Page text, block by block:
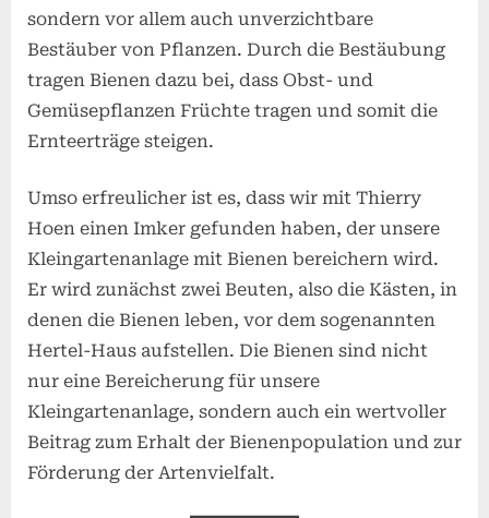
sondern vor allem auch unverzichtbare
Bestäuber von Pflanzen. Durch die Bestäubung
tragen Bienen dazu bei, dass Obst- und
Gemüsepflanzen Früchte tragen und somit die
Ernteerträge steigen.
Umso erfreulicher ist es, dass wir mit Thierry
Hoen einen Imker gefunden haben, der unsere
Kleingartenanlage mit Bienen bereichern wird.
Er wird zunächst zwei Beuten, also die Kästen, in
denen die Bienen leben, vor dem sogenannten
Hertel-Haus aufstellen. Die Bienen sind nicht
nur eine Bereicherung für unsere
Kleingartenanlage, sondern auch ein wertvoller
Beitrag zum Erhalt der Bienenpopulation und zur
Förderung der Artenvielfalt.